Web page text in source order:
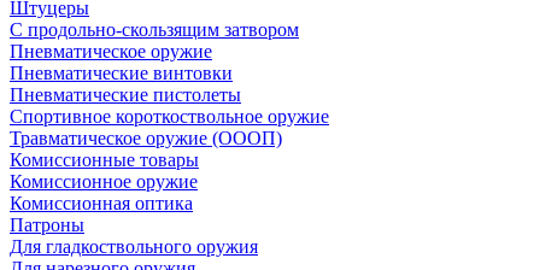
Штуцеры
С продольно-скользящим затвором
Пневматическое оружие
Пневматические винтовки
Пневматические пистолеты
Спортивное короткоствольное оружие
Травматическое оружие (ОООП)
Комиссионные товары
Комиссионное оружие
Комиссионная оптика
Патроны
Для гладкоствольного оружия